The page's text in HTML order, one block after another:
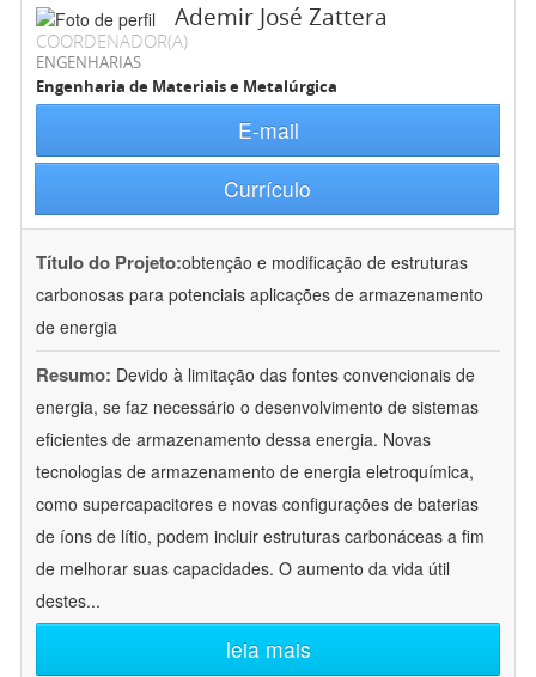
Ademir José Zattera
COORDENADOR(A)
ENGENHARIAS
Engenharia de Materiais e Metalúrgica
E-mail
Currículo
Título do Projeto:obtenção e modificação de estruturas
carbonosas para potenciais aplicações de armazenamento
de energia
Resumo: Devido à limitação das fontes convencionais de
energia, se faz necessário o desenvolvimento de sistemas
eficientes de armazenamento dessa energia. Novas
tecnologias de armazenamento de energia eletroquímica,
como supercapacitores e novas configurações de baterias
de íons de lítio, podem incluir estruturas carbonáceas a fim
de melhorar suas capacidades. O aumento da vida útil
destes...
leia mais